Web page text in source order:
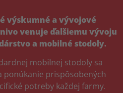
výskumné a vývojové
venuje ďalšiemu vývoju
a mobilné stodoly.
mobilnej stodoly sa
ponúkanie prispôsobených
potreby každej farmy.